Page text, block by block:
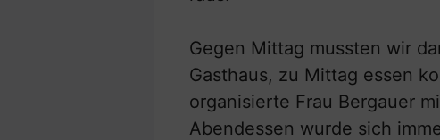
Gegen Mittag mussten wir
Gasthaus, zu Mittag essen
organisierte Frau Bergauer
Abendessen wurde sich